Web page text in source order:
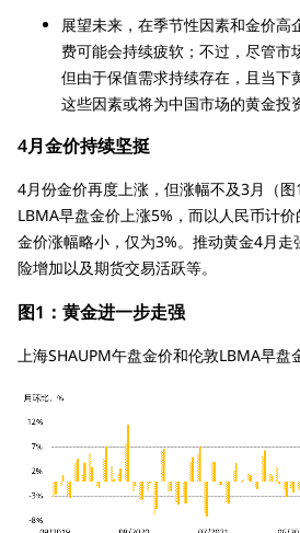
展望未来，在季节性因素和金价高
费可能会持续疲软；不过，尽管市
但由于保值需求持续存在，且当下
这些因素或将为中国市场的黄金投
4月金价持续坚挺
4月份金价再度上涨，但涨幅不及3月（
LBMA早盘金价上涨5%，而以人民币计
金价涨幅略小，仅为3%。推动黄金4月
险增加以及期货交易活跃等。
图1：黄金进一步走强
上海SHAUPM午盘金价和伦敦LBMA早